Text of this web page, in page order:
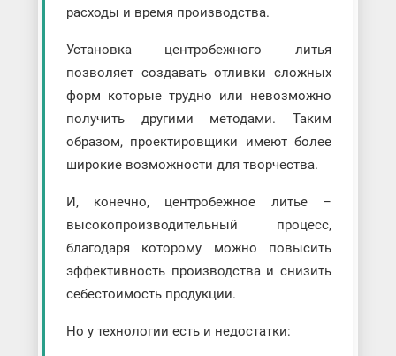
расходы и время производства.
Установка центробежного литья
позволяет создавать отливки сложных
форм которые трудно или невозможно
получить другими методами. Таким
образом, проектировщики имеют более
широкие возможности для творчества.
И, конечно, центробежное литье –
высокопроизводительный процесс,
благодаря которому можно повысить
эффективность производства и снизить
себестоимость продукции.
Но у технологии есть и недостатки: